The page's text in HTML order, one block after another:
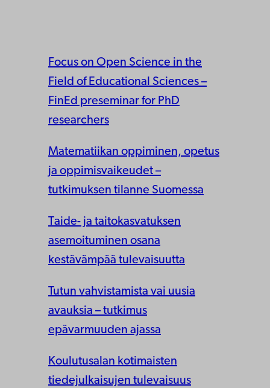
Focus on Open Science in the
Field of Educational Sciences –
FinEd preseminar for PhD
researchers
Matematiikan oppiminen, opetus
ja oppimisvaikeudet –
tutkimuksen tilanne Suomessa
Taide- ja taitokasvatuksen
asemoituminen osana
kestävämpää tulevaisuutta
Tutun vahvistamista vai uusia
avauksia – tutkimus
epävarmuuden ajassa
Koulutusalan kotimaisten
tiedejulkaisujen tulevaisuus